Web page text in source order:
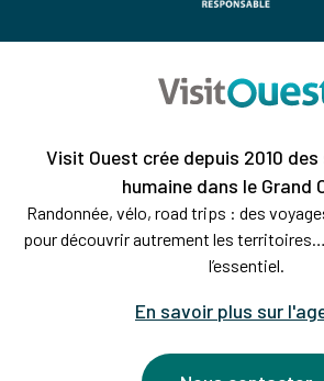
Visit Ouest crée depuis 2010
humaine dans le Grand
Randonnée, vélo, road trips : des
pour découvrir autrement les
l’essentiel.
En savoir plus sur